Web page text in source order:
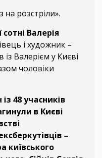
на розстріли».
Валерія
і художник –
із Валерієм у Києві
чоловіки
48 учасників
в Києві
–
київського